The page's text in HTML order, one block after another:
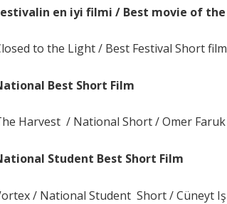
en iyi filmi / Best movie of
to the Light / Best Festival Short
Best Short Film
Harvest / National Short / Omer Faruk
Student Best Short Film
/ National Student Short / Cüneyt